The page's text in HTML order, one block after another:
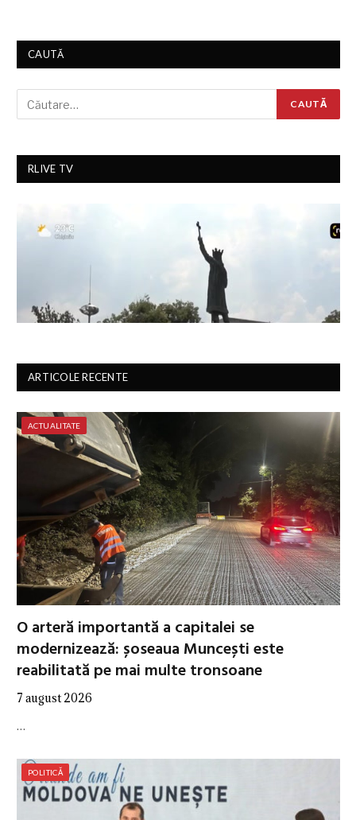
CAUTĂ
RLIVE TV
ARTICOLE RECENTE
ACTUALITATE
O arteră importantă a capitalei se
modernizează: șoseaua Muncești este
reabilitată pe mai multe tronsoane
7 august 2026
…
POLITICĂ